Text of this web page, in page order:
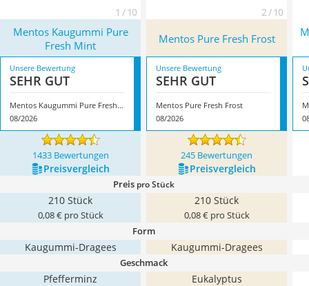
1 / 10 2 / 10
Mentos Kaugummi Pure
Fresh Mint
Mentos Pure Fresh Frost
Unsere Bewertung
SEHR GUT
Mentos Kaugummi Pure Fresh Mint
08/2026
Unsere Bewertung
SEHR GUT
Mentos Pure Fresh Frost
08/2026
1433 Bewertungen 245 Bewertungen
Preis­vergleich Preis­vergleich
Preis pro Stück
210 Stück
0,08 € pro Stück
210 Stück
0,08 € pro Stück
Form
Kaugummi-Dragees Kaugummi-Dragees
Geschmack
Pfefferminz Eukalyptus